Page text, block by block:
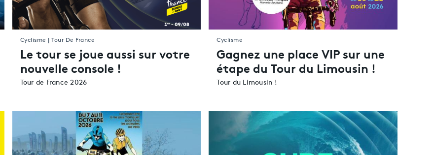
Le tour se joue aussi sur votre
nouvelle console !
Tour de France 2026
Cyclisme | Tour De France
Gagnez une place VIP sur une
étape du Tour du Limousin !
Tour du Limousin !
Cyclisme